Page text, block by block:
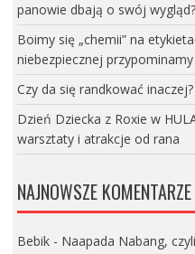
panowie dbają o swój wygląd?
Boimy się „chemii” na
niebezpiecznej
Czy da się randkować inaczej?
Dzień Dziecka z Roxie w
warsztaty i atrakcje od rana
NAJNOWSZE KOMENTARZE
Bebik- Naapada Nabang,